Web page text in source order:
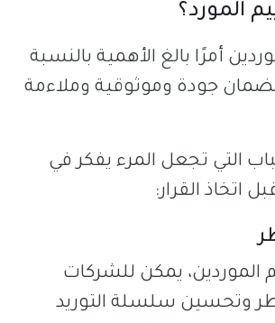
المورد؟
أمرًا بالغ الأهمية بالنسبة
جودة وموثوقية وملاءمة
التي تجعل المرء يفكر في
اتخاذ القرار:
الموردين، يمكن للشركات
وتحسين سلسلة التوريد